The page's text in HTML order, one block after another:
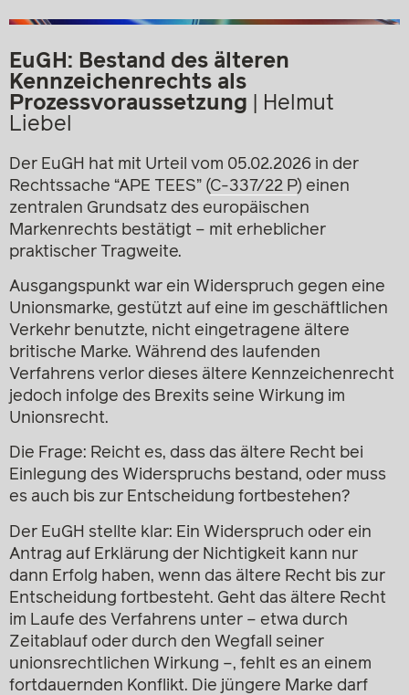
EuGH: Bestand des älteren
Kennzeichenrechts als
Prozessvoraussetzung
Helmut
Liebel
Der EuGH hat mit Urteil vom 05.02.2026 in der
Rechtssache “APE TEES” (C-337/22 P) einen
zentralen Grundsatz des europäischen
Markenrechts bestätigt – mit erheblicher
praktischer Tragweite.
Ausgangspunkt war ein Widerspruch gegen eine
Unionsmarke, gestützt auf eine im geschäftlichen
Verkehr benutzte, nicht eingetragene ältere
britische Marke. Während des laufenden
Verfahrens verlor dieses ältere Kennzeichenrecht
jedoch infolge des Brexits seine Wirkung im
Unionsrecht.
Die Frage: Reicht es, dass das ältere Recht bei
Einlegung des Widerspruchs bestand, oder muss
es auch bis zur Entscheidung fortbestehen?
Der EuGH stellte klar: Ein Widerspruch oder ein
Antrag auf Erklärung der Nichtigkeit kann nur
dann Erfolg haben, wenn das ältere Recht bis zur
Entscheidung fortbesteht. Geht das ältere Recht
im Laufe des Verfahrens unter – etwa durch
Zeitablauf oder durch den Wegfall seiner
unionsrechtlichen Wirkung –, fehlt es an einem
fortdauernden Konflikt. Die jüngere Marke darf